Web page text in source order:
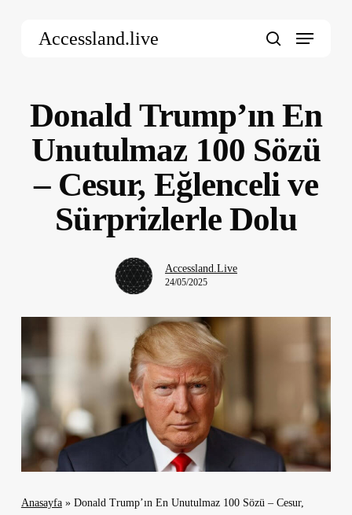
Accessland.live Menu
Donald Trump’ın En
Unutulmaz 100 Sözü
– Cesur, Eğlenceli ve
Sürprizlerle Dolu
Accessland.Live
24/05/2025
Anasayfa» Donald Trump’ın En Unutulmaz 100 Sözü – Cesur,